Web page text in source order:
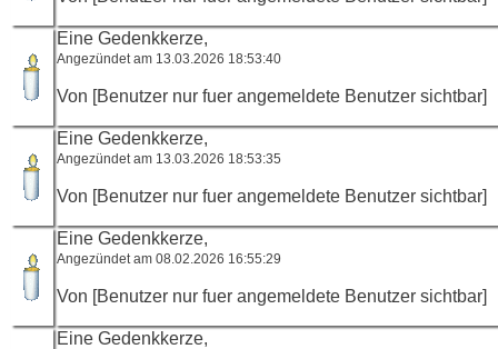
Eine Gedenkkerze,
Angezündet am 13.03.2026 18:53:40
Von [Benutzer nur fuer angemeldete Benutzer sichtbar]
Eine Gedenkkerze,
Angezündet am 13.03.2026 18:53:35
Von [Benutzer nur fuer angemeldete Benutzer sichtbar]
Eine Gedenkkerze,
Angezündet am 08.02.2026 16:55:29
Von [Benutzer nur fuer angemeldete Benutzer sichtbar]
Eine Gedenkkerze,